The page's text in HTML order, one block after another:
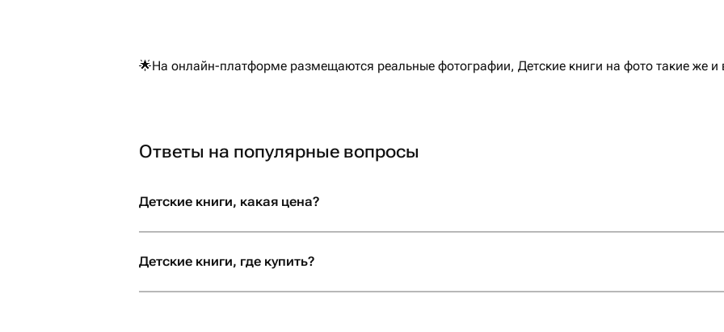
🌟На онлайн-платформе размещаются реальные фотографии, Детские книги на фото такие же и
Ответы на популярные вопросы
Детские книги, какая цена?
Детские книги, где купить?